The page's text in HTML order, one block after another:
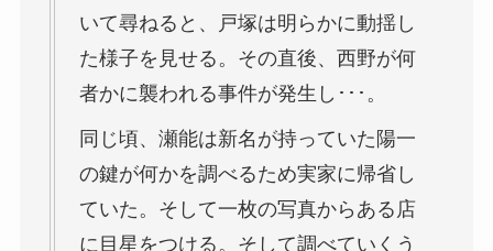
いて尋ねると、戸塚は明らかに動揺し
た様子を見せる。その直後、西野が何
者かに襲われる事件が発生し･･･。
同じ頃、瀬能は新名が持っていた陽一
の鍵が何かを調べるため実家に帰省し
ていた。そして一枚の写真からある店
に目星をつける。そして調べていくう